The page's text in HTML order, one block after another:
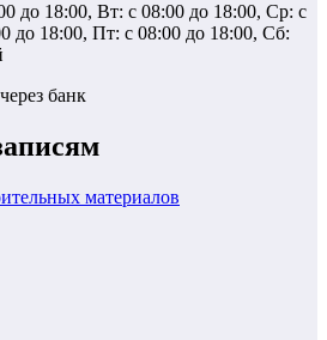
до 18:00, Вт: с 08:00 до 18:00, Ср: с
до 18:00, Пт: с 08:00 до 18:00, Сб:
банк
материалов